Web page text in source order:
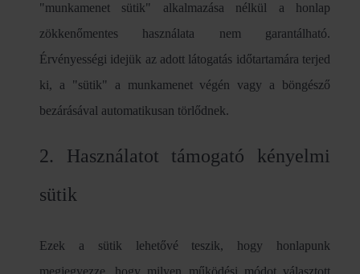
"munkamenet sütik" alkalmazása nélkül a honlap
zökkenőmentes használata nem garantálható.
Érvényességi idejük az adott látogatás időtartamára terjed
ki, a "sütik" a munkamenet végén vagy a böngésző
bezárásával automatikusan törlődnek.
2. Használatot támogató kényelmi
sütik
Ezek a sütik lehetővé teszik, hogy honlapunk
megjegyezze, hogy milyen működési módot választott